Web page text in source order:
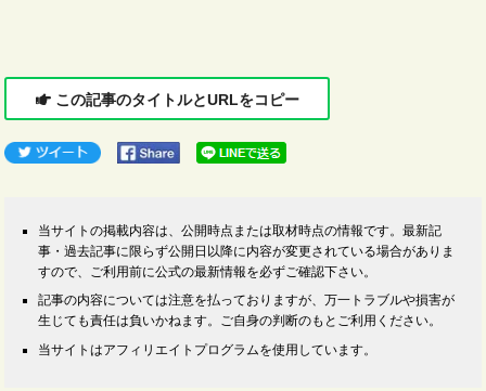
この記事のタイトルとURLをコピー
当サイトの掲載内容は、公開時点または取材時点の情報です。最新記
事・過去記事に限らず公開日以降に内容が変更されている場合がありま
すので、ご利用前に公式の最新情報を必ずご確認下さい。
記事の内容については注意を払っておりますが、万一トラブルや損害が
生じても責任は負いかねます。ご自身の判断のもとご利用ください。
当サイトはアフィリエイトプログラムを使用しています。